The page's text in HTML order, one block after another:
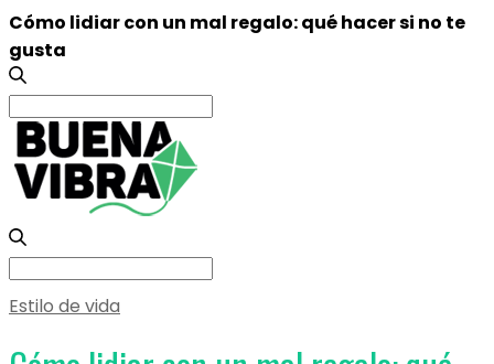
Cómo lidiar con un mal regalo: qué hacer si no te
gusta
Search
for:
Search
Estilo de vida